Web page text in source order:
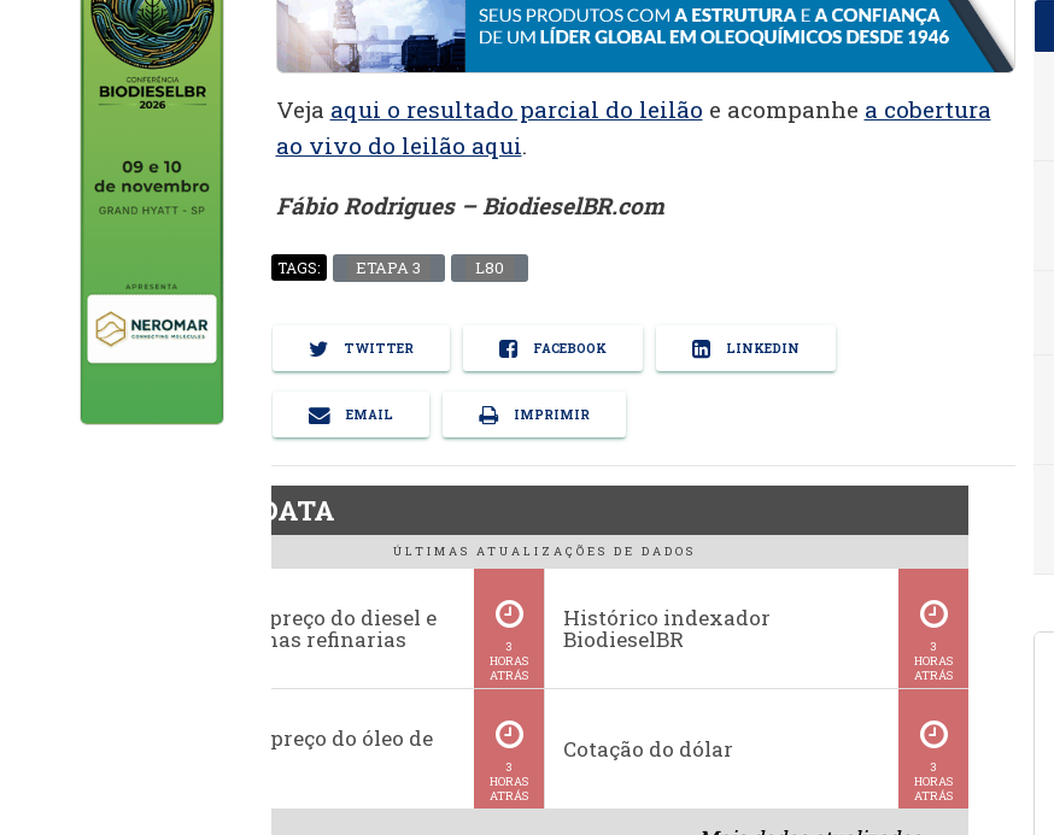
Veja aqui o resultado parcial do leilão e acompanhe a cobertura
ao vivo do leilão aqui.
Fábio Rodrigues – BiodieselBR.com
TAGS: ETAPA 3 L80
TWITTER FACEBOOK LINKEDIN
EMAIL IMPRIMIR
BiodieselDATA
ÚLTIMAS ATUALIZAÇÕES DE DADOS
Evolução do preço do diesel e
da gasolina nas refinarias
3
HORAS
ATRÁS
Histórico indexador
BiodieselBR
3
HORAS
ATRÁS
Histórico do preço do óleo de
3
HORAS
ATRÁS
Cotação do dólar
3
HORAS
ATRÁS